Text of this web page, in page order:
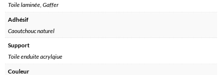
Toile laminée, Gaffer
Adhésif
Caoutchouc naturel
Support
Toile enduite acrylqiue
Couleur